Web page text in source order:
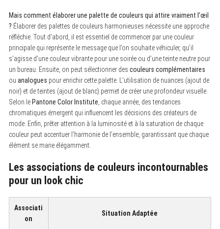
Mais comment élaborer une palette de couleurs qui attire vraiment l’œil
? Élaborer des palettes de couleurs harmonieuses nécessite une approche
réfléchie. Tout d’abord, il est essentiel de commencer par une couleur
principale qui représente le message que l’on souhaite véhiculer, qu’il
s’agisse d’une couleur vibrante pour une soirée ou d’une teinte neutre pour
un bureau. Ensuite, on peut sélectionner des couleurs complémentaires
ou analogues pour enrichir cette palette. L’utilisation de nuances (ajout de
noir) et de teintes (ajout de blanc) permet de créer une profondeur visuelle.
Selon le Pantone Color Institute , chaque année, des tendances
chromatiques émergent qui influencent les décisions des créateurs de
mode. Enfin, prêter attention à la luminosité et à la saturation de chaque
couleur peut accentuer l’harmonie de l’ensemble, garantissant que chaque
élément se marie élégamment.
Les associations de couleurs incontournables
pour un look chic
Associati
on
Situation Adaptée
S
r
o
r